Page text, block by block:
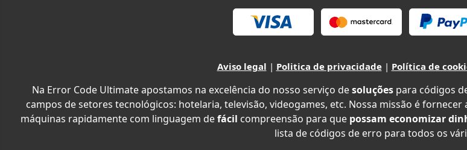
Aviso legal | Politica de privacidade| Política de
Na Error Code Ultimate apostamos na excelência do nosso serviço desoluções para códigos
campos de setores tecnológicos: hotelaria, televisão, videogames, etc. Nossa missão é
máquinas rapidamente com linguagem defácil compreensão para que possam economizar
lista de códigos de erro para todos os